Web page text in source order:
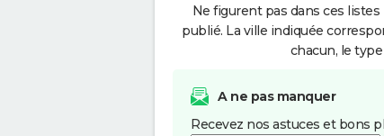
Ne figurent pas dans ces
publié. La ville indiquée
chacun, le
A ne pas manquer
Recevez nos astuces et bons